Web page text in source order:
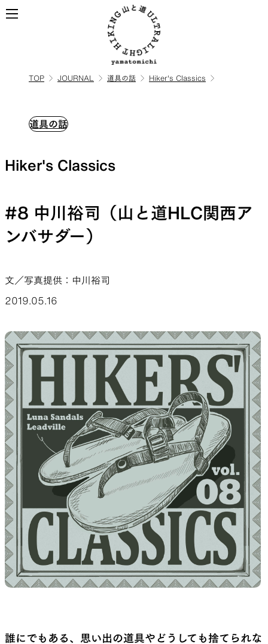
TOPS
ジング
JACKETS
風や雨、寒さを防ぐシェル
HATS
ハイキングのためのヘッドウ
ア
ALL WEATHER
どんな状況にも対応する全天候
型行動着
ACTIVE INSULATION
動いても蒸れにくい保温行動
SLEEPING PADS
最軽量のスリーピングパッド
REPAIR PARTS
補修用パッチとバックパック
TOP JOURNAL 道具の話 Hiker's Classics
道具の話
Hiker's Classics
#8 中川裕司（山と道HLC関西ア
ンバサダー）
文／写真提供：中川裕司
2019.05.16
誰にでもある、思い出の道具やどうしても捨てられな